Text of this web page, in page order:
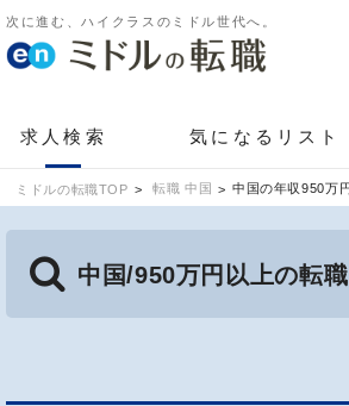
次に進む、ハイクラスのミドル世代へ。
求人検索 気になるリスト
ミドルの転職TOP 転職 中国 中国の年収950万
中国/950万円以上の転